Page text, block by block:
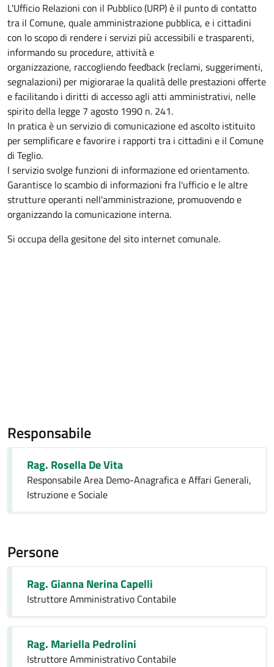
L'Ufficio Relazioni con il Pubblico (URP) è il punto di contatto
tra il Comune, quale amministrazione pubblica, e i cittadini
con lo scopo di rendere i servizi più accessibili e trasparenti,
informando su procedure, attività e
organizzazione, raccogliendo feedback (reclami, suggerimenti,
segnalazioni) per migiorarae la qualità delle prestazioni offerte
e facilitando i diritti di accesso agli atti amministrativi, nelle
spirito della legge 7 agosto 1990 n. 241.
In pratica è un servizio di comunicazione ed ascolto istituito
per semplificare e favorire i rapporti tra i cittadini e il Comune
di Teglio.
l servizio svolge funzioni di informazione ed orientamento.
Garantisce lo scambio di informazioni fra l'ufficio e le altre
strutture operanti nell'amministrazione, promuovendo e
organizzando la comunicazione interna.
Si occupa della gesitone del sito internet comunale.
Responsabile
Rag. Rosella De Vita
Responsabile Area Demo-Anagrafica e Affari Generali,
Istruzione e Sociale
Persone
Rag. Gianna Nerina Capelli
Istruttore Amministrativo Contabile
Rag. Mariella Pedrolini
Istruttore Amministrativo Contabile